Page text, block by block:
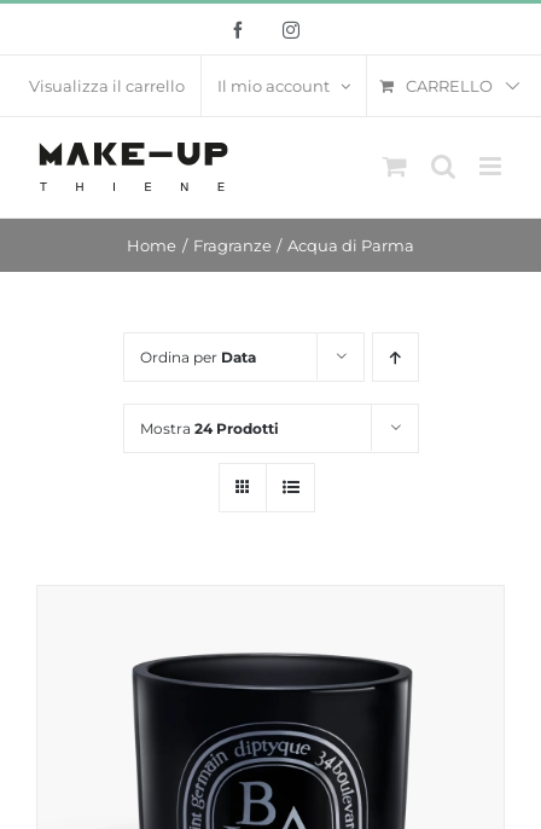
contenuto
FacebookInstagram
Visualizza il carrello Il mio account CARRELLO
Home Fragranze Acqua di Parma
Ordina per Data
Mostra 24 Prodotti